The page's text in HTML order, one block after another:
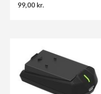
99,00 kr.